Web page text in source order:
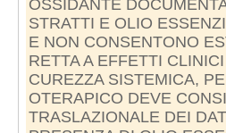
OSSIDANTE
STRATTI E OLIO
E NON CONSENTONO
RETTA A EFFETTI
CUREZZA SISTEMICA,
OTERAPICO DEVE
TRASLAZIONALE DEI